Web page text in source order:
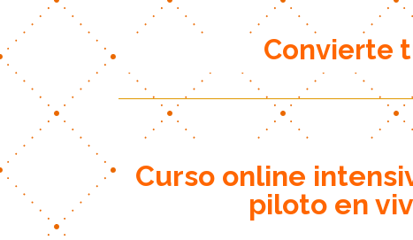
Convierte
Curso online
piloto en